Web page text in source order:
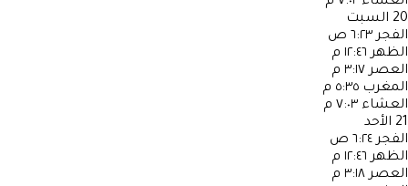
20 السبت
الفجر ٦:٢٣ ص
الظهر ١٢:٤٦ م
العصر ٣:١٧ م
المغرب ٥:٣٥ م
العشاء ٧:٠٣ م
21 الأحد
الفجر ٦:٢٤ ص
الظهر ١٢:٤٦ م
العصر ٣:١٨ م